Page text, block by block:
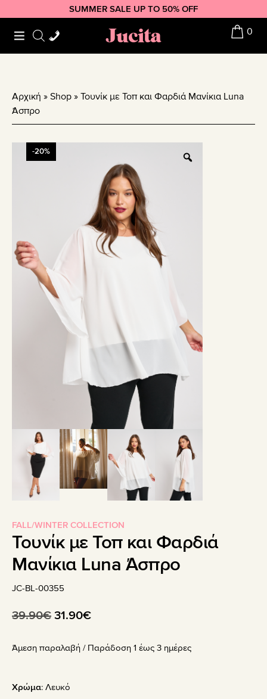
to
primary
to
main
to
footer
SUMMER SALE UP TO 50% OFF
Jucita 0
Αρχική » Shop » Τουνίκ με Τοπ και Φαρδιά Μανίκια Luna
Άσπρο
-20%
FALL/WINTER COLLECTION
Τουνίκ με Τοπ και Φαρδιά
Μανίκια Luna Άσπρο
JC-BL-00355
39.90€ Original
was:
31.90€Η
τιμή
Άμεση παραλαβή / Παράδoση 1 έως 3 ημέρες
Χρώμα: Λευκό